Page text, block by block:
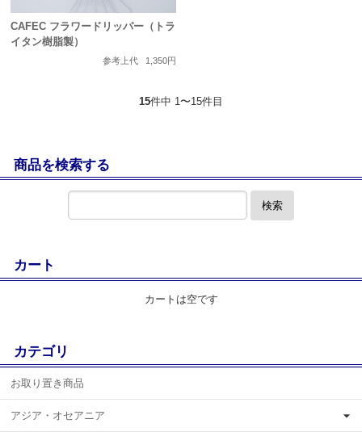
CAFEC フラワードリッパー（トラ
イタン樹脂製）
参考上代 1,350円
15件中 1〜15件目
商品を検索する
検索
カート
カートは空です
カテゴリ
お取り置き商品
アジア・オセアニア